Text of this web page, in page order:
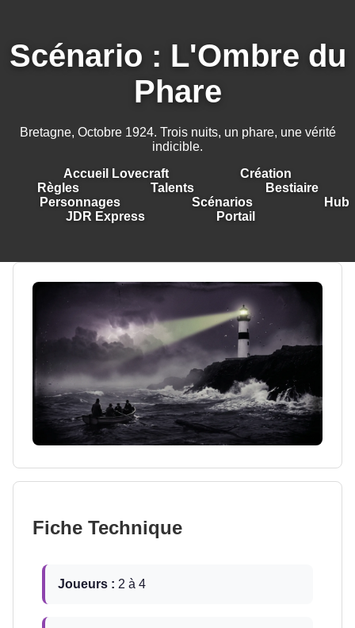
Scénario : L'Ombre du
Phare
Bretagne, Octobre 1924. Trois nuits, un phare, une vérité
indicible.
Accueil Lovecraft
Création
Règles
Talents
Bestiaire
Personnages
Scénarios
Hub
JDR Express
Portail
Fiche Technique
Joueurs : 2 à 4